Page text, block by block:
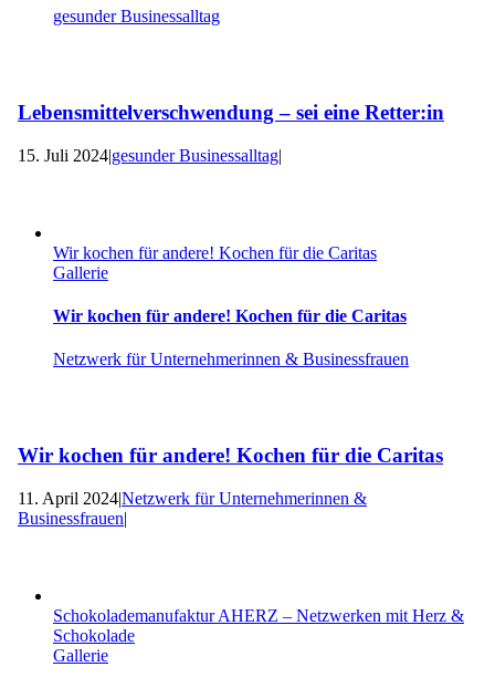
gesunder Businessalltag
Lebensmittelverschwendung – sei eine Retter:in
15. Juli 2024|gesunder Businessalltag|
Wir kochen für andere! Kochen für die Caritas
Gallerie
Wir kochen für andere! Kochen für die Caritas
Netzwerk für Unternehmerinnen & Businessfrauen
Wir kochen für andere! Kochen für die Caritas
11. April 2024|Netzwerk für Unternehmerinnen &
Businessfrauen|
Schokolademanufaktur AHERZ – Netzwerken mit Herz &
Schokolade
Gallerie